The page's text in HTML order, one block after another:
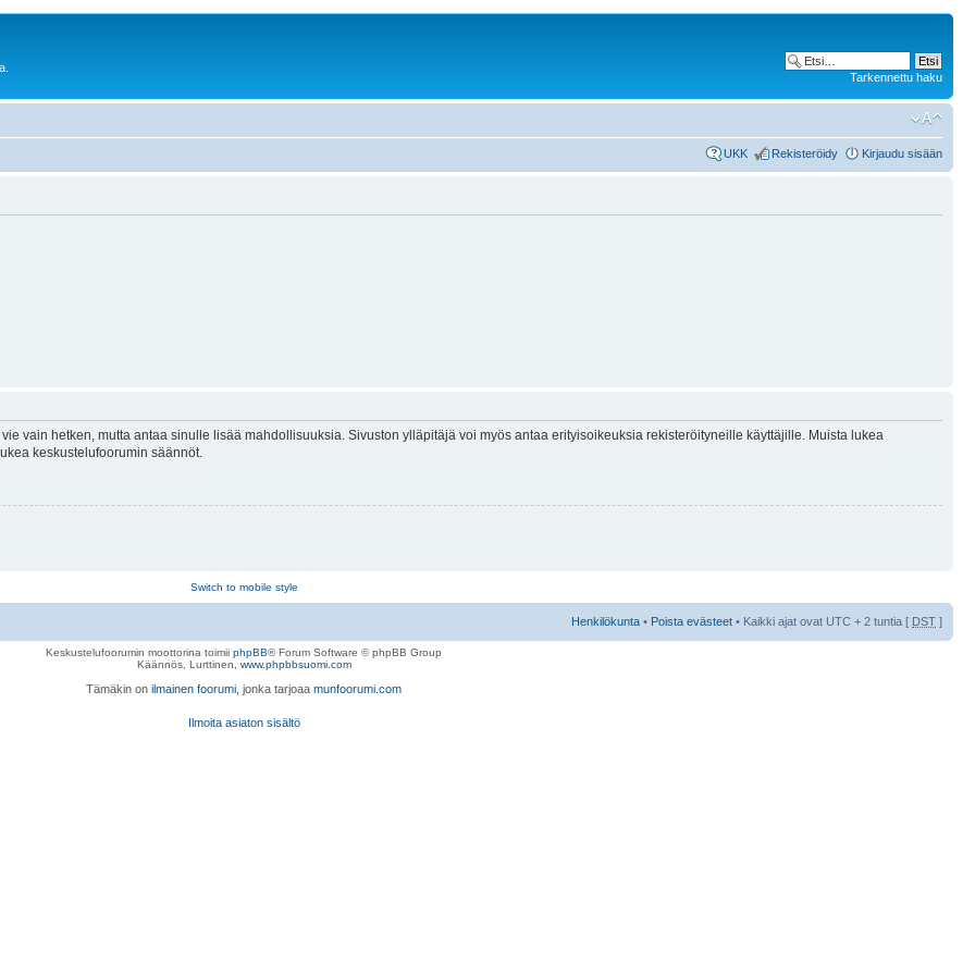
Tarkennettu haku
UKK Rekisteröidy Kirjaudu sisään
vain hetken, mutta antaa sinulle lisää mahdollisuuksia. Sivuston ylläpitäjä voi myös antaa erityisoikeuksia rekisteröityneille käyttäjille. Muista lukea
keskustelufoorumin säännöt.
Switch to mobile style
Henkilökunta • Poista evästeet • Kaikki ajat ovat UTC + 2 tuntia [ DST ]
Keskustelufoorumin moottorina toimii phpBB® Forum Software © phpBB Group
Käännös, Lurttinen, www.phpbbsuomi.com
Tämäkin on ilmainen foorumi , jonka tarjoaa munfoorumi.com
Ilmoita asiaton sisältö